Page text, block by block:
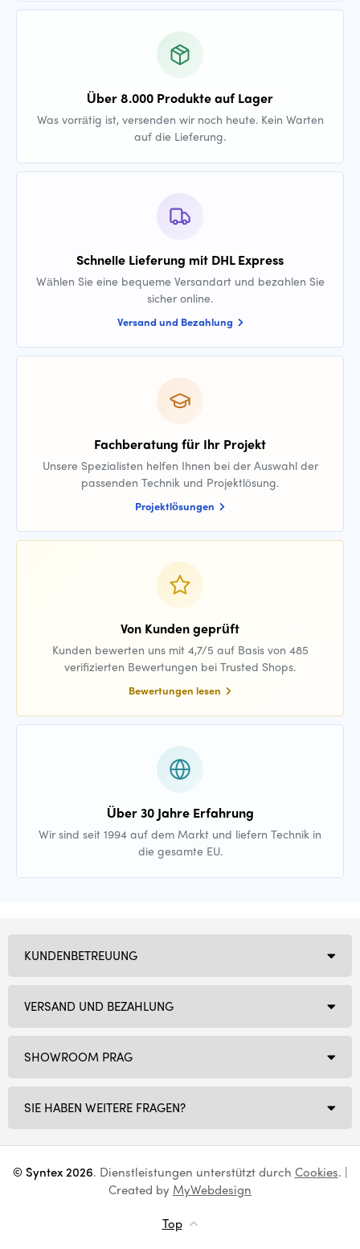
Über 8.000 Produkte auf Lager
Was vorrätig ist, versenden wir noch heute. Kein Warten
auf die Lieferung.
Schnelle Lieferung mit DHL Express
Wählen Sie eine bequeme Versandart und bezahlen Sie
sicher online.
Versand und Bezahlung
Fachberatung für Ihr Projekt
Unsere Spezialisten helfen Ihnen bei der Auswahl der
passenden Technik und Projektlösung.
Projektlösungen
Von Kunden geprüft
Kunden bewerten uns mit 4,7/5 auf Basis von 485
verifizierten Bewertungen bei Trusted Shops.
Bewertungen lesen
Über 30 Jahre Erfahrung
Wir sind seit 1994 auf dem Markt und liefern Technik in
die gesamte EU.
SHOWROOM PRAG
SIE HABEN WEITERE FRAGEN?
KUNDENBETREUUNG
VERSAND UND BEZAHLUNG
© Syntex 2026. Dienstleistungen unterstützt durch Cookies. |
Created by MyWebdesign
Top